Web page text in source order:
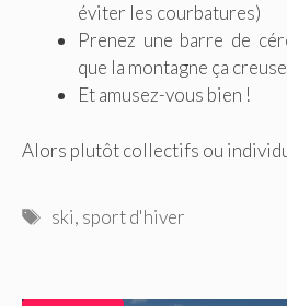
éviter les courbatures)
Prenez une barre de
que la montagne ça creuse
Et amusez-vous bien !
Alors plutôt collectifs ou
Étiquettes
ski, sport d'hiver